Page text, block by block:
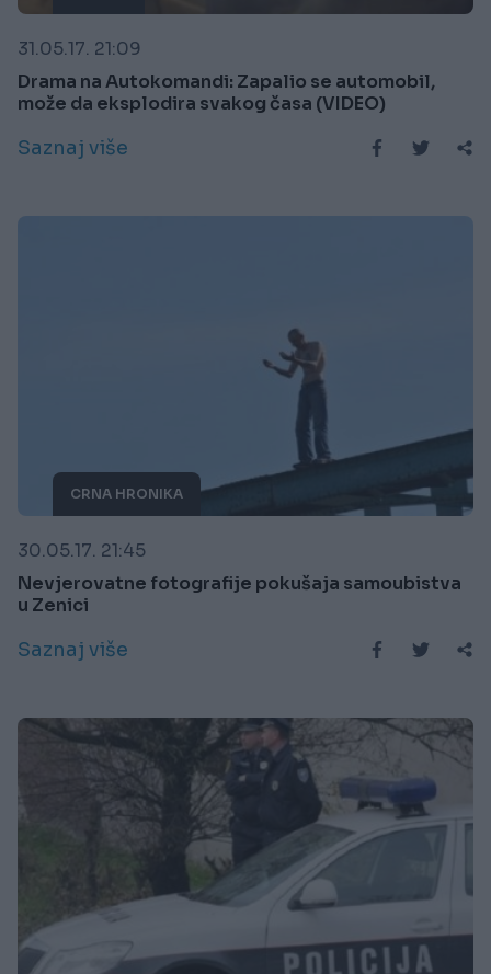
31.05.17. 21:09
Drama na Autokomandi: Zapalio se automobil,
može da eksplodira svakog časa (VIDEO)
Saznaj više
CRNA HRONIKA
30.05.17. 21:45
Nevjerovatne fotografije pokušaja samoubistva
u Zenici
Saznaj više